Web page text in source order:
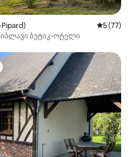
საშუალო
5 (77)
ბუტიკ-ოტელი
ვარიანტი